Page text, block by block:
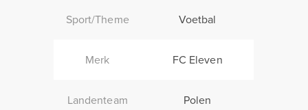
Sport/Theme Voetbal
Merk FC Eleven
Landenteam Polen